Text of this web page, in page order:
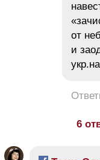
от
и
6